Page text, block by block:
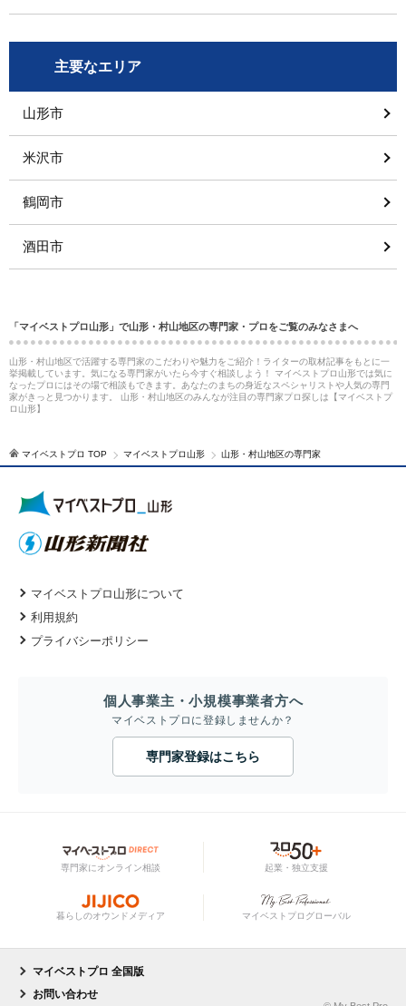
主要なエリア
山形市
米沢市
鶴岡市
酒田市
「マイベストプロ山形」で山形・村山地区の専門家・プロをご覧のみなさまへ
山形・村山地区で活躍する専門家のこだわりや魅力をご紹介！ライターの取材記事をもとに一
挙掲載しています。気になる専門家がいたら今すぐ相談しよう！ マイベストプロ山形では気に
なったプロにはその場で相談もできます。あなたのまちの身近なスペシャリストや人気の専門
家がきっと見つかります。 山形・村山地区のみんなが注目の専門家プロ探しは【マイベストプ
ロ山形】
マイベストプロ TOP マイベストプロ山形 山形・村山地区の専門家
マイベストプロ山形について
利用規約
プライバシーポリシー
個人事業主・小規模事業者方へ
マイベストプロに登録しませんか？
専門家登録はこちら
専門家にオンライン相談 起業・独立支援
暮らしのオウンドメディア マイベストプログローバル
マイベストプロ 全国版
お問い合わせ